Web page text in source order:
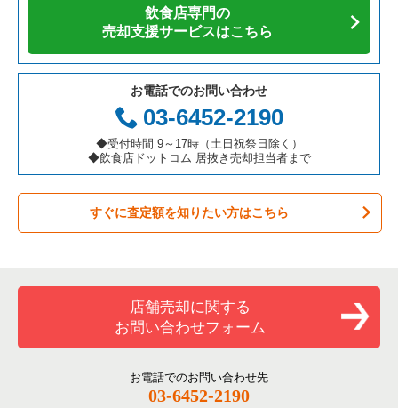
カフェの居抜き売却物件の案件一覧
テイクアウトの居抜き売却物件の案件一覧
お弁当・惣菜・デリの居抜き売却物件の案件一覧
カラオケ・パブ・スナックの居抜き売却物件の案件一覧
バーの居抜き売却物件の案件一覧
居酒屋・ダイニングバーの居抜き売却物件の案件一覧
洋食の居抜き売却物件の案件一覧
その他の居抜き売却物件の案件一覧
愛知県の飲食店の居抜き売却物件の案件一覧
岐阜県の飲食店の居抜き売却物件の案件一覧
三重県の飲食店の居抜き売却物件の案件一覧
千代田区の飲食店の居抜き売却物件の案件一覧
港区の飲食店の居抜き売却物件の案件一覧
足立区の飲食店の居抜き売却物件の案件一覧
板橋区の飲食店の居抜き売却物件の案件一覧
台東区の飲食店の居抜き売却物件の案件一覧
練馬区の飲食店の居抜き売却物件の案件一覧
北区の飲食店の居抜き売却物件の案件一覧
江戸川区の飲食店の居抜き売却物件の案件一覧
東京23区の焼肉の居抜き売却物件の案件一覧
東京23区の鉄板焼き・お好み焼の居抜き売却物件の案件一覧
東京23区のアジア料理の居抜き売却物件の案件一覧
東京23区のカフェの居抜き売却物件の案件一覧
東京23区のテイクアウトの居抜き売却物件の案件一覧
東京23区のお弁当・惣菜・デリの居抜き売却物件の案件一覧
東京23区のバーの居抜き売却物件の案件一覧
東京23区の居酒屋・ダイニングバーの居抜き売却物件の案件一
東京23区の専門料理の居抜き売却物件の案件一覧
千代田区の寿司の居抜き売却物件の案件一覧
千代田区の焼肉の居抜き売却物件の案件一覧
千代田区の鉄板焼き・お好み焼の居抜き売却物件の案件一覧
千代田区のアジア料理の居抜き売却物件の案件一覧
千代田区のカフェの居抜き売却物件の案件一覧
千代田区のテイクアウトの居抜き売却物件の案件一覧
千代田区のバーの居抜き売却物件の案件一覧
千代田区の居酒屋・ダイニングバーの居抜き売却物件の案件一
飲食店専門の
売却支援サービスはこちら
お電話でのお問い合わせ
03-6452-2190
◆受付時間 9～17時（土日祝祭日除く）
◆飲食店ドットコム 居抜き売却担当者まで
すぐに査定額を知りたい方はこちら
店舗売却に関する
お問い合わせフォーム
お電話でのお問い合わせ先
03-6452-2190